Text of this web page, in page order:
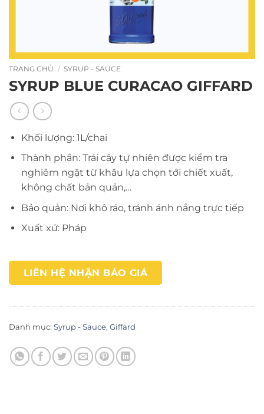
TRANG CHỦ / SYRUP - SAUCE
SYRUP BLUE CURACAO GIFFARD
Khối lượng: 1L/chai
Thành phần: Trái cây tự nhiên được kiểm tra
nghiêm ngặt từ khâu lựa chọn tới chiết xuất,
không chất bản quản,…
Bảo quản: Nơi khô ráo, tránh ánh nắng trực tiếp
Xuất xứ: Pháp
LIÊN HỆ NHẬN BÁO GIÁ
Danh mục: Syrup - Sauce, Giffard